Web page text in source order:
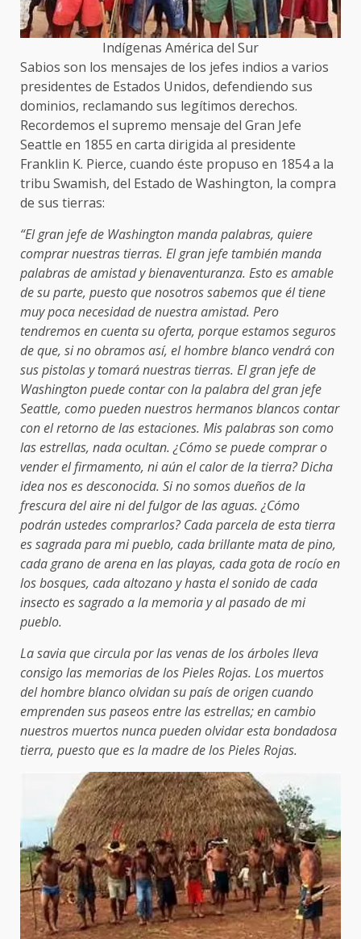
Indígenas América del Sur
Sabios son los mensajes de los jefes indios a varios
presidentes de Estados Unidos, defendiendo sus
dominios, reclamando sus legítimos derechos.
Recordemos el supremo mensaje del Gran Jefe
Seattle en 1855 en carta dirigida al presidente
Franklin K. Pierce, cuando éste propuso en 1854 a la
tribu Swamish, del Estado de Washington, la compra
de sus tierras:
“El gran jefe de Washington manda palabras, quiere
comprar nuestras tierras. El gran jefe también manda
palabras de amistad y bienaventuranza. Esto es amable
de su parte, puesto que nosotros sabemos que él tiene
muy poca necesidad de nuestra amistad. Pero
tendremos en cuenta su oferta, porque estamos seguros
de que, si no obramos así, el hombre blanco vendrá con
sus pistolas y tomará nuestras tierras. El gran jefe de
Washington puede contar con la palabra del gran jefe
Seattle, como pueden nuestros hermanos blancos contar
con el retorno de las estaciones. Mis palabras son como
las estrellas, nada ocultan. ¿Cómo se puede comprar o
vender el firmamento, ni aún el calor de la tierra? Dicha
idea nos es desconocida. Si no somos dueños de la
frescura del aire ni del fulgor de las aguas. ¿Cómo
podrán ustedes comprarlos? Cada parcela de esta tierra
es sagrada para mi pueblo, cada brillante mata de pino,
cada grano de arena en las playas, cada gota de rocío en
los bosques, cada altozano y hasta el sonido de cada
insecto es sagrado a la memoria y al pasado de mi
pueblo.
La savia que circula por las venas de los árboles lleva
consigo las memorias de los Pieles Rojas. Los muertos
del hombre blanco olvidan su país de origen cuando
emprenden sus paseos entre las estrellas; en cambio
nuestros muertos nunca pueden olvidar esta bondadosa
tierra, puesto que es la madre de los Pieles Rojas.